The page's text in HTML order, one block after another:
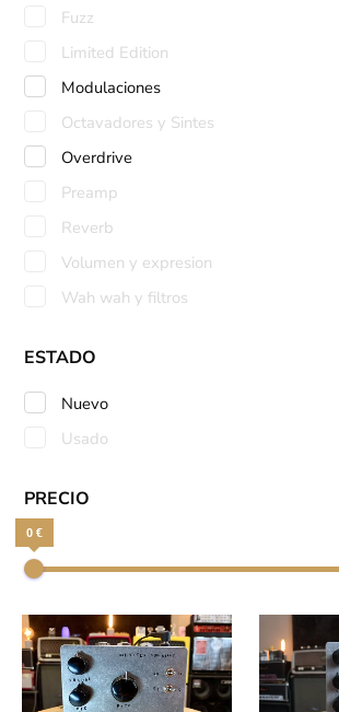
Fuzz
Limited Edition
Modulaciones
Octavadores y Sintes
Overdrive
Preamp
Reverb
Volumen y expresion
Wah wah y filtros
ESTADO
Nuevo
Usado
PRECIO
0 €